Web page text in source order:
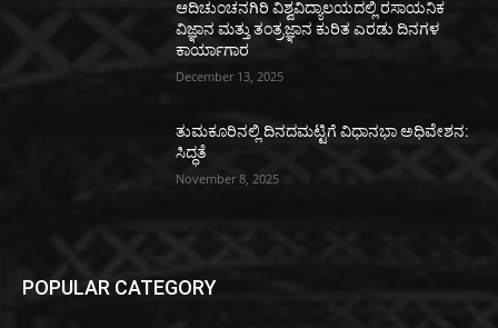
ಆದಿಚುಂಚನಗಿರಿ ವಿಶ್ವವಿದ್ಯಾಲಯದಲ್ಲಿ ರಸಾಯನಿಕ
ವಿಜ್ಞಾನ ಮತ್ತು ತಂತ್ರಜ್ಞಾನ ಕುರಿತ ಎರಡು ದಿನಗಳ
ಕಾರ್ಯಾಗಾರ
December 13, 2025
ತುಮಕೂರಿನಲ್ಲಿ ದಿನದಮಟ್ಟಿಗೆ ವಿಧಾನಭಾ ಅಧಿವೇಶನ:
ಸಿದ್ಧತೆ
November 8, 2025
POPULAR CATEGORY